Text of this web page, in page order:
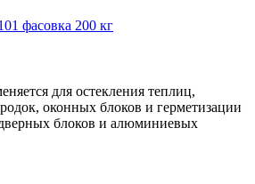
фасовка 200 кг
для остекления теплиц,
оконных блоков и герметизации
блоков и алюминиевых